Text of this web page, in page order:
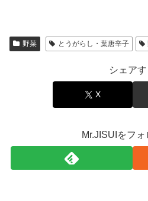
野菜 とうがらし・葉唐辛子
シェアす
X
Mr.JISUIをフ